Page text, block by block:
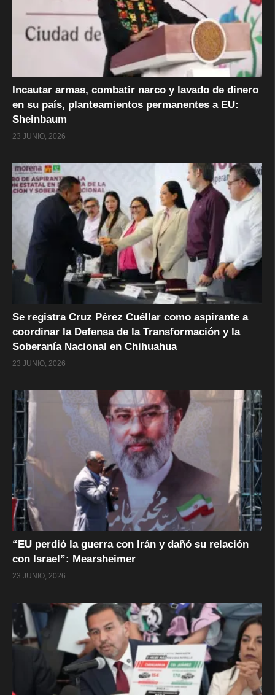
Incautar armas, combatir narco y lavado de dinero
en su país, planteamientos permanentes a EU:
Sheinbaum
23 JUNIO, 2026
Se registra Cruz Pérez Cuéllar como aspirante a
coordinar la Defensa de la Transformación y la
Soberanía Nacional en Chihuahua
23 JUNIO, 2026
“EU perdió la guerra con Irán y dañó su relación
con Israel”: Mearsheimer
23 JUNIO, 2026